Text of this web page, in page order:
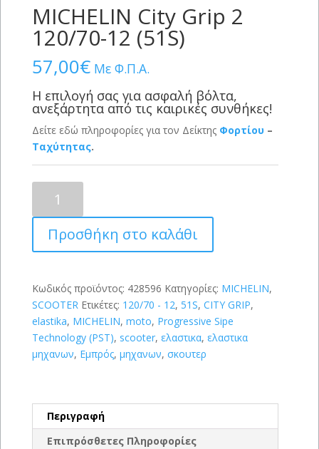
MICHELIN City Grip 2
120/70-12 (51S)
57,00€ Με Φ.Π.Α.
Η επιλογή σας για ασφαλή βόλτα,
ανεξάρτητα από τις καιρικές συνθήκες!
Δείτε εδώ πληροφορίες για τον Δείκτης Φορτίου –
Ταχύτητας.
Grip
120/70-
(51S)
ποσότητα
Προσθήκη στο καλάθι
Κωδικός προϊόντος: 428596 Κατηγορίες: MICHELIN,
SCOOTER Ετικέτες: 120/70 - 12, 51S, CITY GRIP,
elastika, MICHELIN, moto, Progressive Sipe
Technology (PST), scooter, ελαστικα, ελαστικα
μηχανων, Εμπρός, μηχανων, σκουτερ
Περιγραφή
Επιπρόσθετες Πληροφορίες